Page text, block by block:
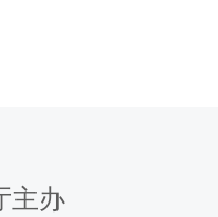
主办